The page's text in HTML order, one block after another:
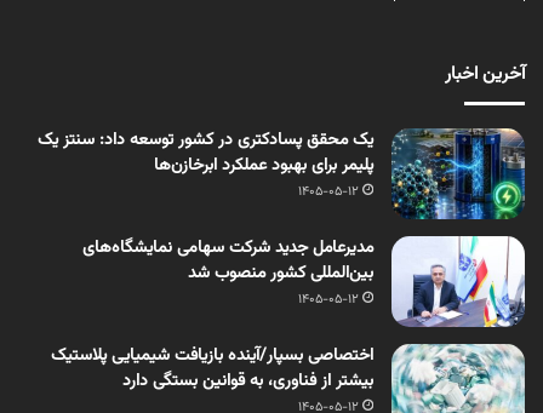
آخرین اخبار
یک محقق پسادکتری در کشور توسعه داد: سنتز یک
پلیمر برای بهبود عملکرد ابرخازن‌ها
1405-05-12
مدیرعامل جدید شرکت سهامی نمایشگاه‌های
بین‌المللی کشور منصوب شد
1405-05-12
اختصاصی بسپار/آینده بازیافت شیمیایی پلاستیک
بیشتر از فناوری، به قوانین بستگی دارد
1405-05-12